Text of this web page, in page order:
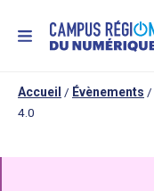
MENU
Accueil / Évènements /
4.0